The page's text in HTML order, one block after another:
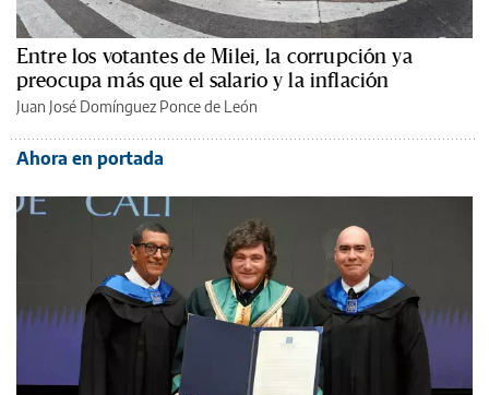
Entre los votantes de Milei, la corrupción ya
preocupa más que el salario y la inflación
Juan José Domínguez Ponce de León
Ahora en portada